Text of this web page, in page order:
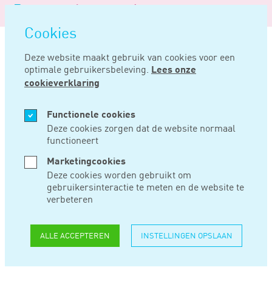
overslaan
Cookies
Deze website maakt gebruik van cookies voor een
optimale gebruikersbeleving. Lees onze
cookieverklaring
Functionele cookies
Deze cookies zorgen dat de website normaal
functioneert
Marketingcookies
Deze cookies worden gebruikt om
gebruikersinteractie te meten en de website te
verbeteren
ALLE ACCEPTEREN INSTELLINGEN OPSLAAN
Logo
Noord
Negentig
Home Nieuws
OKT 30, 2019
RUIM 3 MILJARD
EURO OMZET
GEMOEID MET DOOR
PFAS GETROFFEN
PROJECTEN